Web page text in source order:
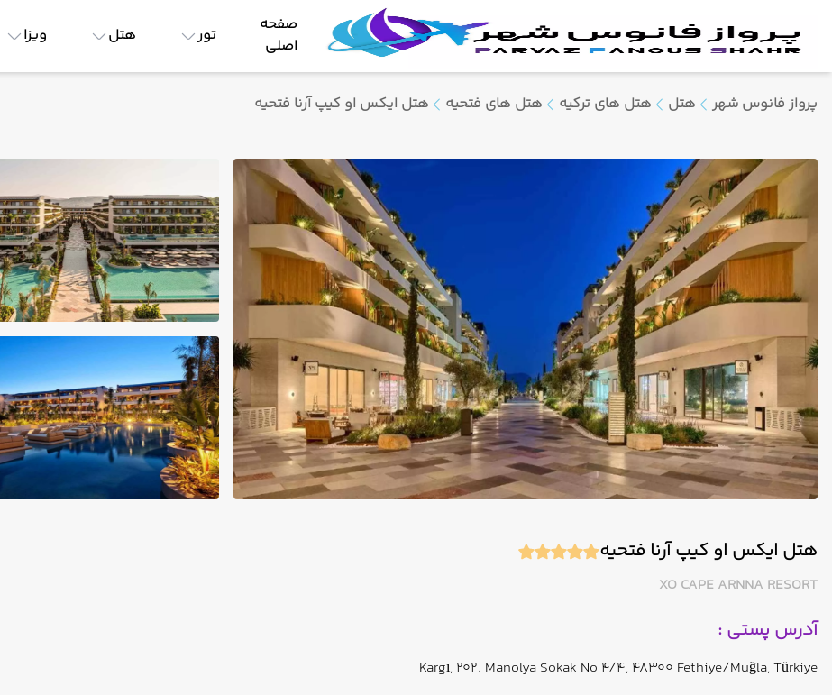
صفحه
اصلی
تور هتل ویزا
پرواز فانوس شهر هتل هتل های ترکیه هتل های فتحیه هتل ایکس او کیپ آرنا فتحیه
هتل ایکس او کیپ آرنا فتحیه
XO CAPE ARNNA RESORT
آدرس پستی :
Kargı, 202. Manolya Sokak No 4/4, 48300 Fethiye/Muğla, Türkiye